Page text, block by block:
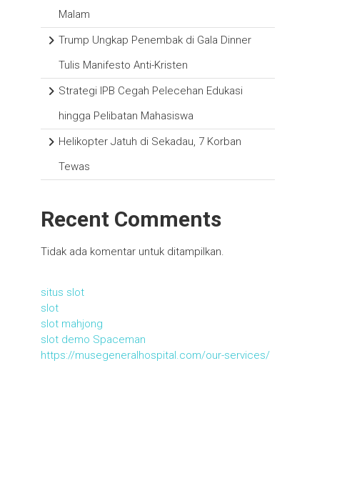
Malam
Trump Ungkap Penembak di Gala Dinner
Tulis Manifesto Anti-Kristen
Strategi IPB Cegah Pelecehan Edukasi
hingga Pelibatan Mahasiswa
Helikopter Jatuh di Sekadau, 7 Korban
Tewas
Recent Comments
Tidak ada komentar untuk ditampilkan.
situs slot
slot
slot mahjong
slot demo Spaceman
https://musegeneralhospital.com/our-services/